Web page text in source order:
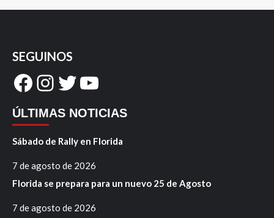
SEGUINOS
Facebook
Instagram
Twitter
YouTube
ÚLTIMAS NOTICIAS
Sábado de Rally en Florida
7 de agosto de 2026
Florida se prepara para un nuevo 25 de Agosto
7 de agosto de 2026